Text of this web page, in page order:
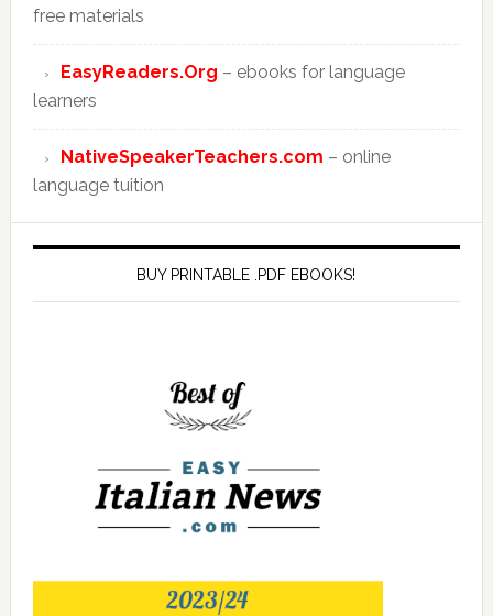
free materials
EasyReaders.Org – ebooks for language
learners
NativeSpeakerTeachers.com – online
language tuition
BUY PRINTABLE .PDF EBOOKS!